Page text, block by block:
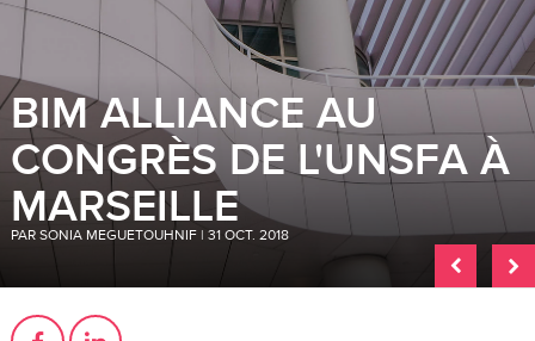
BIM ALLIANCE AU
CONGRÈS DE L'UNSFA À
MARSEILLE
PAR SONIA MEGUETOUHNIF | 31 OCT. 2018